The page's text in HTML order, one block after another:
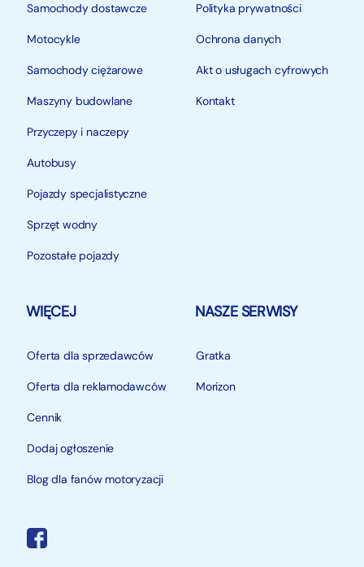
Samochody dostawcze
Motocykle
Samochody ciężarowe
Maszyny budowlane
Przyczepy i naczepy
Autobusy
Pojazdy specjalistyczne
Sprzęt wodny
Pozostałe pojazdy
Polityka prywatności
Ochrona danych
Akt o usługach cyfrowych
Kontakt
WIĘCEJ
Oferta dla sprzedawców
Oferta dla reklamodawców
Cennik
Dodaj ogłoszenie
Blog dla fanów motoryzacji
NASZE SERWISY
Gratka
Morizon